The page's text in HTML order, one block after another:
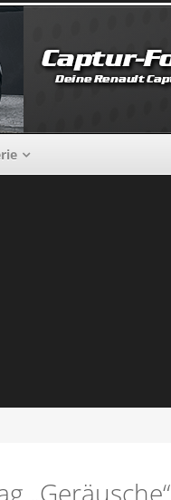
„Geräusche“